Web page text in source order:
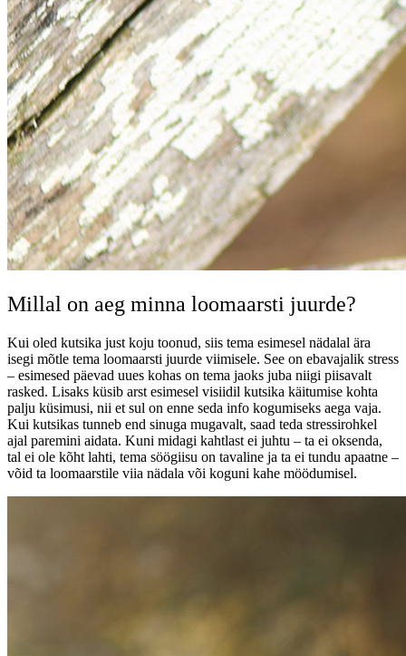
Millal on aeg minna loomaarsti juurde?
Kui oled kutsika just koju toonud, siis tema esimesel nädalal ära
isegi mõtle tema loomaarsti juurde viimisele. See on ebavajalik stress
– esimesed päevad uues kohas on tema jaoks juba niigi piisavalt
rasked. Lisaks küsib arst esimesel visiidil kutsika käitumise kohta
palju küsimusi, nii et sul on enne seda info kogumiseks aega vaja.
Kui kutsikas tunneb end sinuga mugavalt, saad teda stressirohkel
ajal paremini aidata. Kuni midagi kahtlast ei juhtu – ta ei oksenda,
tal ei ole kõht lahti, tema söögiisu on tavaline ja ta ei tundu apaatne –
võid ta loomaarstile viia nädala või koguni kahe möödumisel.